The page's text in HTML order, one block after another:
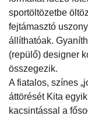
sportöltözetbe
fejtámasztó
állíthatóak.
(repülő) designer
összegezik.
A fiatalos, színes
áttörését Kita
kacsintással a